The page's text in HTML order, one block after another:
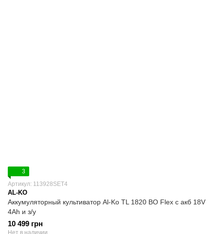
3
Артикул: 113928SET4
AL-KO
Аккумуляторный культиватор Al-Ko TL 1820 BO Flex с акб 18V
4Ah и з/у
10 499 грн
Нет в наличии